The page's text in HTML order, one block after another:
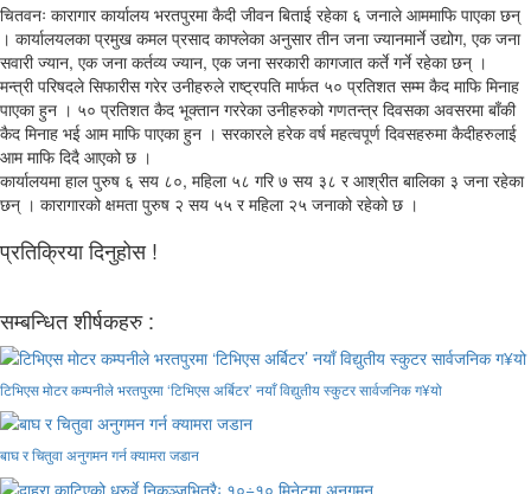
चितवनः कारागार कार्यालय भरतपुरमा कैदी जीवन बिताई रहेका ६ जनाले आममाफि पाएका छन्
। कार्यालयलका प्रमुख कमल प्रसाद काफ्लेका अनुसार तीन जना ज्यानमार्ने उद्योग, एक जना
सवारी ज्यान, एक जना कर्तव्य ज्यान, एक जना सरकारी कागजात कर्ते गर्ने रहेका छन् ।
मन्त्री परिषदले सिफारीस गरेर उनीहरुले राष्ट्रपति मार्फत ५० प्रतिशत सम्म कैद माफि मिनाह
पाएका हुन । ५० प्रतिशत कैद भूक्तान गररेका उनीहरुको गणतन्त्र दिवसका अवसरमा बाँकी
कैद मिनाह भई आम माफि पाएका हुन । सरकारले हरेक वर्ष महत्वपूर्ण दिवसहरुमा कैदीहरुलाई
आम माफि दिदै आएको छ ।
कार्यालयमा हाल पुरुष ६ सय ८०, महिला ५८ गरि ७ सय ३८ र आश्रीत बालिका ३ जना रहेका
छन् । कारागारको क्षमता पुरुष २ सय ५५ र महिला २५ जनाको रहेको छ ।
प्रतिक्रिया दिनुहोस !
सम्बन्धित शीर्षकहरु :
टिभिएस मोटर कम्पनीले भरतपुरमा ‘टिभिएस अर्बिटर’ नयाँ विद्युतीय स्कुटर सार्वजनिक ग¥यो
बाघ र चितुवा अनुगमन गर्न क्यामरा जडान